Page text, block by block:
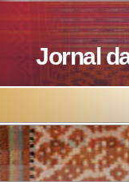
Jornal